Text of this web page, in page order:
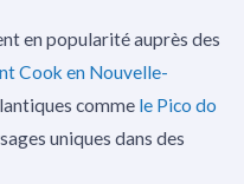
en popularité auprès des
Cook en Nouvelle-
comme le Pico do
uniques dans des